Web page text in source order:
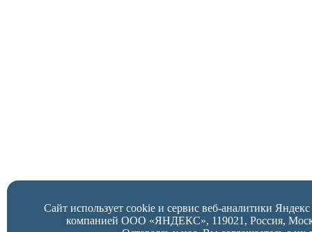
Сайт использует cookie и сервис веб-аналитики
компанией ООО «ЯНДЕКС», 119021, Россия,